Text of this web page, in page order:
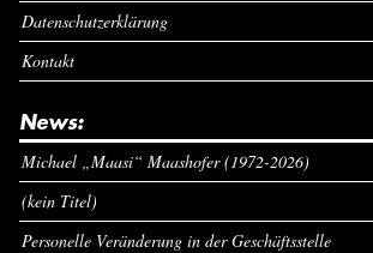
Datenschutzerklärung
Kontakt
News:
Michael „Maasi“ Maashofer (1972-2026)
(kein Titel)
Personelle Veränderung in der Geschäftsstelle